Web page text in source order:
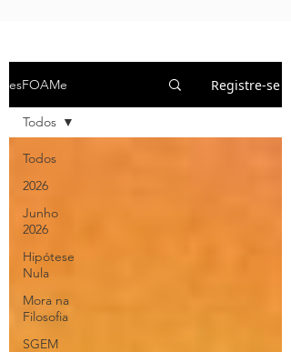
esFOAMe Registre-se
Todos
2026
Junho
2026
Hipótese
Nula
Mora na
Filosofia
SGEM
Todos